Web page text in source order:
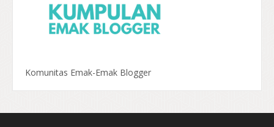
Komunitas Emak-Emak Blogger